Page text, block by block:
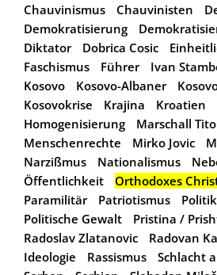
Chauvinismus
Chauvinisten
Demokratisierung
Diktator
Dobrica Cosic
Faschismus
Führer Ivan
Kosovo
Kosovo-Albaner
Kosovokrise
Krajina Kroatien
Homogenisierung
Marschall Tito
Menschenrechte
Mirko Jovic
Narzißmus
Nationalismus
Öffentlichkeit
Orthodoxes
Paramilitär
Patriotismus Politik
Politische Gewalt
Pristina /
Radoslav Zlatanovic
Radovan
Ideologie
Rassismus
Schlacht